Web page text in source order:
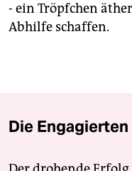
- ein Tröpfchen
Abhilfe schaffen.
Die